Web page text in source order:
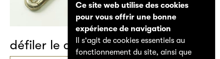
défiler le catalogue
Ce site web utilise des cookies
pour vous offrir une bonne
expérience de navigation
Il s'agit de cookies essentiels au
fonctionnement du site, ainsi que